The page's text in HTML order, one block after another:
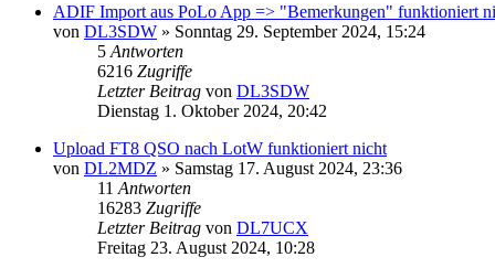
ADIF Import aus PoLo App => "Bemerkungen" funktioniert
von DL3SDW » Sonntag 29. September 2024, 15:24
5 Antworten
6216 Zugriffe
Letzter Beitrag von DL3SDW
Dienstag 1. Oktober 2024, 20:42
Upload FT8 QSO nach LotW funktioniert nicht
von DL2MDZ » Samstag 17. August 2024, 23:36
11 Antworten
16283 Zugriffe
Letzter Beitrag von DL7UCX
Freitag 23. August 2024, 10:28